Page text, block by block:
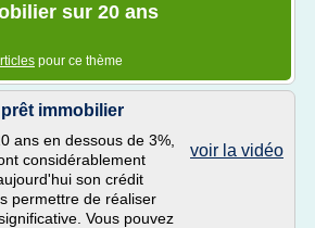
sur 20 ans
pour ce thème
immobilier
voir la vidéo
ans en dessous de 3%,
considérablement
son crédit
permettre de réaliser
Vous pouvez